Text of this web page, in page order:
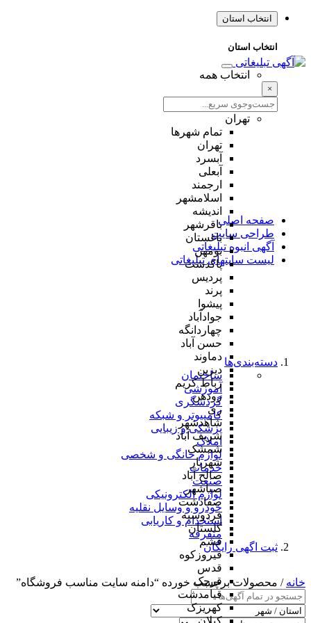
انتخاب استان
انتخاب استان
انتخاب همه
×
تهران
تمام شهر‌ها
تهران
آبسرد
آبعلی
ارجمند
اسلامشهر
اندیشه
باقرشهر
باغستان
بومهن
پاکدشت
پردیس
پرند
پیشوا
جوادآباد
چهاردانگه
حسن آباد
دماوند
دیزین
رباط کریم
رودهن
ری
شاهدشهر
شریف آباد
شمشک
شهریار
صالح آباد
صباشهر
صفادشت
فردوسیه
گلستان
فشم
فیروزکوه
قدس
قرچک
قیامدشت
کهریزک
صفحه اصلی
طراحی سایت
آگهی انبوه تبلیغاتی
لیست سایتهای تبلیغاتی
دسته‌بندی‌ها
ساختمان
آموزشی
گردشگری
کامپیوتر و شبکه
پزشکی و زیبایی
املاک
لوازم خانگی و شخصی
خدمات
صنعت
لوازم الکترونیکی
خودرو و وسایل نقلیه
استخدام و کاریابی
متفرقه
ثبت اگهی رایگان
خانه / محصولات برچسب خورده “دامنه سایت مناسب فروشگاه”